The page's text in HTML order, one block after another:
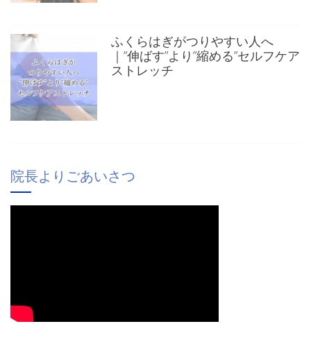
ふくらはぎがつりやすい人へ
｜”伸ばす”より”縮める”セルフケア
ストレッチ
院長よりごあいさつ